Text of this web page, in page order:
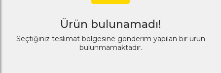
Ürün bulunamadı!
Seçtiğiniz teslimat bölgesine gönderim yapılan bir ürün
bulunmamaktadır.